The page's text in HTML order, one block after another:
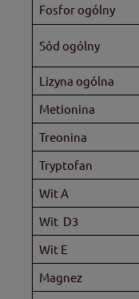
Fosfor ogólny
Sód ogólny
Lizyna ogólna
Metionina
Treonina
Tryptofan
Wit A
Wit D3
Wit E
Magnez